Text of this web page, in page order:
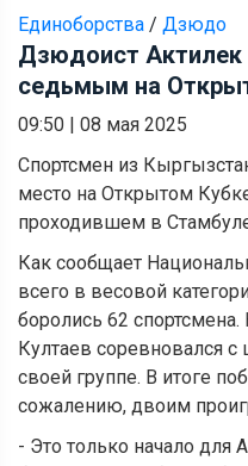
Единоборства / Дзюдо
Дзюдоист Актилек
седьмым на
09:50 | 08 мая 2025
Спортсмен из
место на Открытом
проходившем в
Как сообщает
всего в весовой
боролись 62
Култаев соревновался
своей группе. В итоге
сожалению, двоим
- Это только начало для